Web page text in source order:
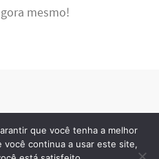
mesmo!
os direitos reservados
que você tenha a melhor
você continua a usar este site,